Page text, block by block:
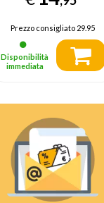
Prezzo consigliato 29.95
Disponibilità
immediata